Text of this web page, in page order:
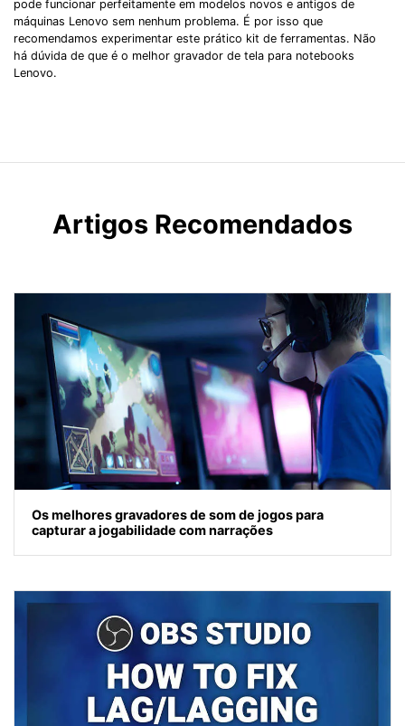
pode funcionar perfeitamente em modelos novos e antigos de
máquinas Lenovo sem nenhum problema. É por isso que
recomendamos experimentar este prático kit de ferramentas. Não
há dúvida de que é o melhor gravador de tela para notebooks
Lenovo.
Artigos Recomendados
Os melhores gravadores de som de jogos para
capturar a jogabilidade com narrações